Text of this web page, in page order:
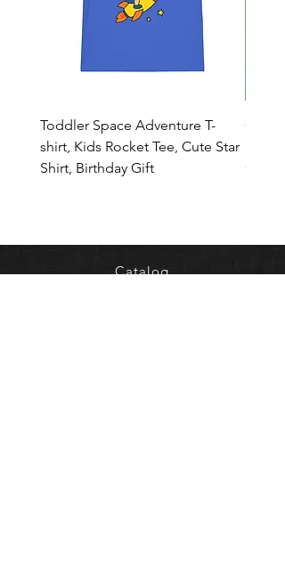
Toddler Space Adventure T-
shirt, Kids Rocket Tee, Cute Star
Shirt, Birthday Gift
Catalog